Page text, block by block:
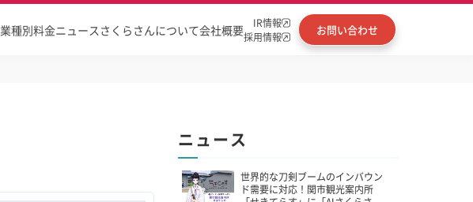
業種別料金ニュース さくらさんについて会社概要
IR情報
採用情報
お問い合わせ
ニュース
世界的な刀剣ブームのインバウン
ド需要に対応！関市観光案内所